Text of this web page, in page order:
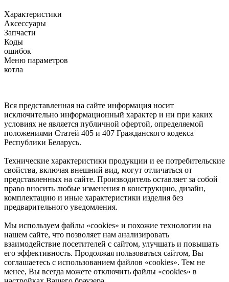
Характеристики
Аксессуары
Запчасти
Коды
ошибок
Меню параметров
котла
Вся представленная на сайте информация носит
исключительно информационный характер и ни при каких
условиях не является публичной офертой, определяемой
положениями Статей 405 и 407 Гражданского кодекса
Республики Беларусь.
Технические характеристики продукции и ее потребительские
свойства, включая внешний вид, могут отличаться от
представленных на сайте. Производитель оставляет за собой
право вносить любые изменения в конструкцию, дизайн,
комплектацию и иные характеристики изделия без
предварительного уведомления.
Мы используем файлы «cookies» и похожие технологии на
нашем сайте, что позволяет нам анализировать
взаимодействие посетителей с сайтом, улучшать и повышать
его эффективность. Продолжая пользоваться сайтом, Вы
соглашаетесь с использованием файлов «cookies». Тем не
менее, Вы всегда можете отключить файлы «cookies» в